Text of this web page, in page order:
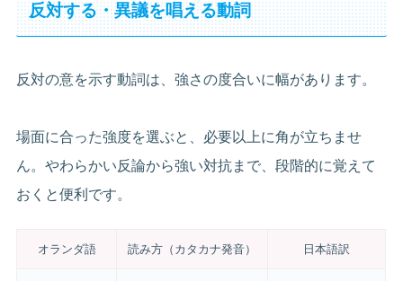
反対する・異議を唱える動詞
反対の意を示す動詞は、強さの度合いに幅があります。
場面に合った強度を選ぶと、必要以上に角が立ちませ
ん。やわらかい反論から強い対抗まで、段階的に覚えて
おくと便利です。
オランダ語 読み方（カタカナ発音） 日本語訳